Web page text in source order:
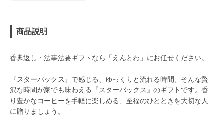
商品説明
香典返し・法事法要ギフトなら「えんとわ」にお任せください。
『スターバックス』で感じる、ゆっくりと流れる時間。そんな贅
沢な時間が家でも味わえる『スターバックス』のギフトです。香
り豊かなコーヒーを手軽に楽しめる、至福のひとときを大切な人
に贈りましょう。